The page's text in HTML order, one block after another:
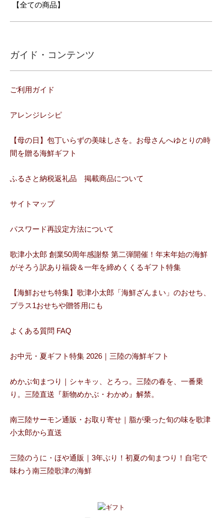
【全ての商品】
ガイド・コンテンツ
ご利用ガイド
アレンジレシピ
【母の日】包丁いらずの美味しさを。お母さんへゆとりの時
間を贈る海鮮ギフト
ふるさと納税返礼品 掲載商品について
サイトマップ
パスワード再設定方法について
歌津小太郎 創業50周年感謝祭 第二弾開催！年末年始の海鮮
がそろう訳あり福袋＆一年を締めくくるギフト特集
【海鮮おせち特集】歌津小太郎「海鮮ざんまい」のおせち、
プラス1おせちや贈答用にも
よくある質問 FAQ
お中元・夏ギフト特集 2026｜三陸の海鮮ギフト
めかぶ旬まつり｜シャキッ、とろっ。三陸の春を、一番乗
り。三陸直送『新物めかぶ・わかめ』解禁。
南三陸サーモン通販・お取り寄せ｜脂が乗った旬の味を歌津
小太郎から直送
三陸のうに・ほや通販｜3年ぶり！初夏の旬まつり！自宅で
味わう南三陸歌津の海鮮